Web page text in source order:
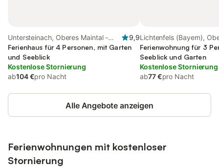
Untersteinach, Oberes Maintal -
Coburger Land
9,9
Ferienhaus für 4 Personen, mit Garten
und Seeblick
Kostenlose Stornierung
ab104 €pro Nacht
Lichtenfels (Bayern),
Maintal - Coburger Land
Ferienwohnung für 3
Seeblick und Garten
Kostenlose Stornierung
ab77 €pro Nacht
Alle Angebote anzeigen
Ferienwohnungen mit kostenloser
Stornierung